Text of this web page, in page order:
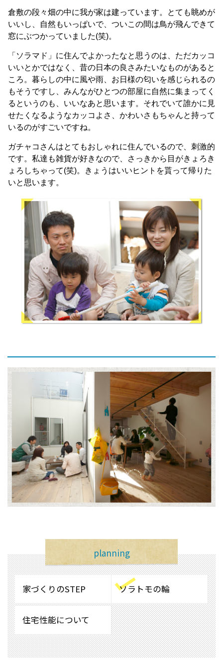
倉敷の段々畑の中に我が家は建っています。とても眺めが
いいし、自然もいっぱいで、ついこの間は鳥が飛んできて
窓にぶつかっていました(笑)。
「ソラマド」に住んでよかったなと思うのは、ただカッコ
いいとかではなく、昔の日本の良さみたいなものがあると
ころ。暮らしの中に風や雨、お日様の匂いを感じられるの
もそうですし、みんながひとつの部屋に自然に集まってく
るというのも、いいなあと思います。それでいて誰かに見
せたくなるようなカッコよさ、かわいさもちゃんと持って
いるのがすごいですね。
ガチャコさんはとてもおしゃれに住んでいるので、刺激的
です。私達も雑貨が好きなので、さっきから目がきょろき
ょろしちゃって(笑)。きょうはいいヒントを貰って帰りた
いと思います。
planning
家づくりのSTEP ソラトモの輪
住宅性能について